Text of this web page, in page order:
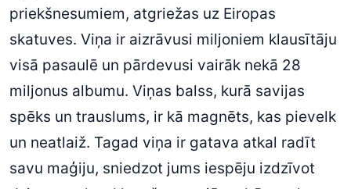
priekšnesumiem, atgriežas uz Eiropas
skatuves. Viņa ir aizrāvusi miljoniem klausītāju
visā pasaulē un pārdevusi vairāk nekā 28
miljonus albumu. Viņas balss, kurā savijas
spēks un trauslums, ir kā magnēts, kas pievelk
un neatlaiž. Tagad viņa ir gatava atkal radīt
savu maģiju, sniedzot jums iespēju izdzīvot